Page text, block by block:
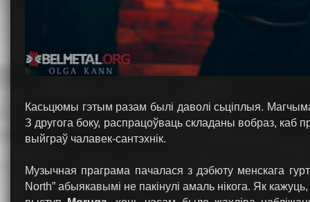
Касьцюмы гэтым разам былі даволі сьціплыя.
З другога боку, распрацоўваць складаны вобраз,
выйграў чалавек-сантэхнік.
Музычная праграма пачалася з дэбюту менскага
North” абыякавымі не пакінулі амаль нікога. Як